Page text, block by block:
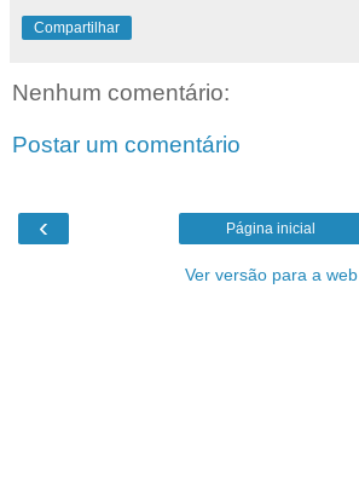
Compartilhar
Nenhum comentário:
Postar um comentário
‹ Página inicial
Ver versão para a web